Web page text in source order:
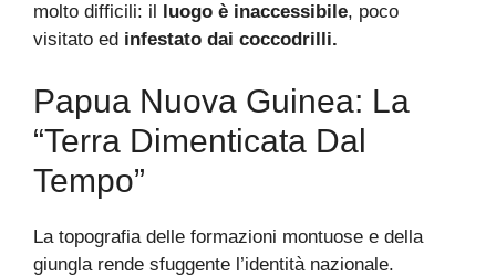
molto difficili: il luogo è inaccessibile, poco
visitato ed infestato dai coccodrilli.
Papua Nuova Guinea: La
“terra Dimenticata Dal
Tempo”
La topografia delle formazioni montuose e della
giungla rende sfuggente l’identità nazionale.